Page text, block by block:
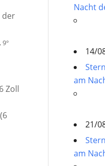
der
9°
Zoll
Nacht
14/
am
21/
am